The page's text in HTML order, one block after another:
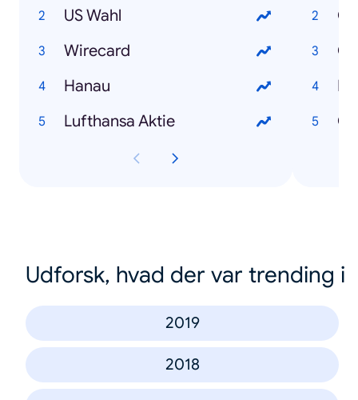
US Wahl
Wirecard
Hanau
Lufthansa Aktie
Udforsk, hvad der var trending i
2019
2018